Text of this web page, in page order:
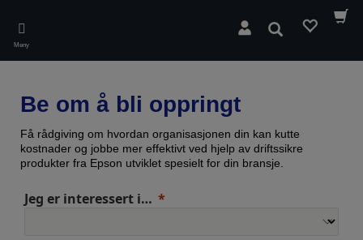
main
content
Meny
Søk
Be om å bli oppringt
Få rådgiving om hvordan organisasjonen din kan kutte
kostnader og jobbe mer effektivt ved hjelp av driftssikre
produkter fra Epson utviklet spesielt for din bransje.
Jeg er interessert i…